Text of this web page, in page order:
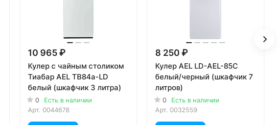
10 965 ₽
Кулер с чайным столиком
Тиабар AEL TB84a-LD
белый (шкафчик 3 литра)
0
Есть в наличии
Арт. 0044678
8 250 ₽
Кулер AEL LD-AEL-85C
белый/черный (шкафчик 7
литров)
0
Есть в наличии
Арт. 0032559